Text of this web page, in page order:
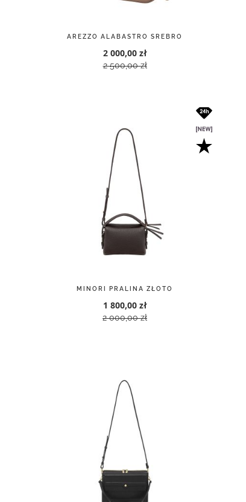
AREZZO ALABASTRO SREBRO
2 000,00 zł
2 500,00 zł
MINORI PRALINA ZŁOTO
1 800,00 zł
2 000,00 zł